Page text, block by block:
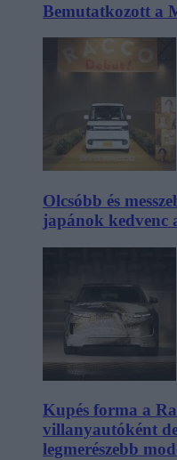
Bemutatkozott a
Olcsóbb és
japánok kedvenc
Kupés forma a
villanyautóként
legmerészebb